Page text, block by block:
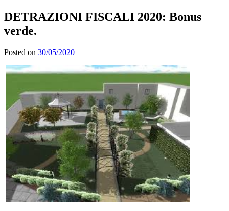
DETRAZIONI FISCALI 2020: Bonus
verde.
Posted on 30/05/2020